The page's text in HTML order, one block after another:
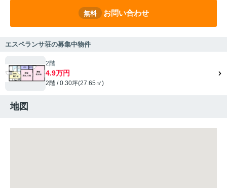
無料 お問い合わせ
エスペランサ荘の募集中物件
2階
4.9万円
2階 / 0.30坪(27.65㎡)
地図